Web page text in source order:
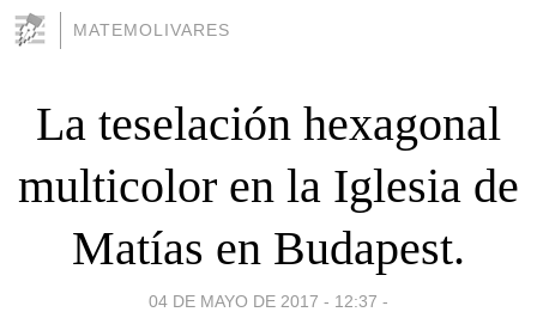
MATEMOLIVARES
La teselación hexagonal
multicolor en la Iglesia de
Matías en Budapest.
04 DE MAYO DE 2017 - 12:37 -